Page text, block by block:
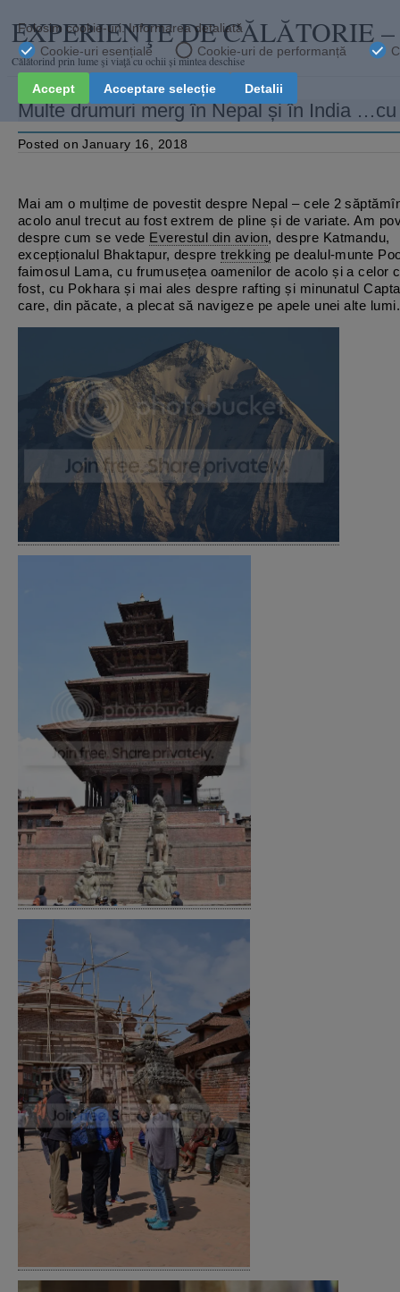
EXPERIENŢE DE CĂLĂTORIE
Călătorind prin lume şi viaţă cu ochii și mintea deschise
Multe drumuri merg în Nepal și în India
Posted on January 16, 2018
Mai am o mulțime de povestit despre Nepal – cele 2
acolo anul trecut au fost extrem de pline și de variate. Am
despre cum se vede Everestul din avion, despre Katmandu,
excepționalul Bhaktapur, despretrekking pe dealul-munte
faimosul Lama, cu frumusețea oamenilor de acolo și a celor
fost, cu Pokhara și mai ales despre rafting și minunatul
care, din păcate, a plecat să navigeze pe apele unei alte lumi.